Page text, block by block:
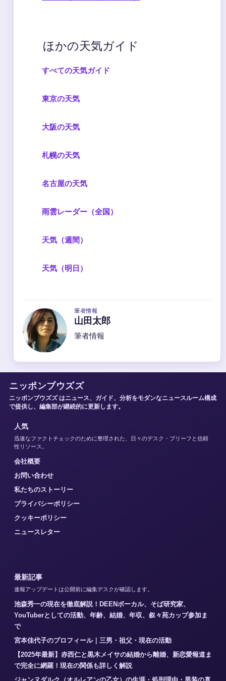
ほかの天気ガイド
すべての天気ガイド
東京の天気
大阪の天気
札幌の天気
名古屋の天気
雨雲レーダー（全国）
天気（週間）
天気（明日）
筆者情報
山田太郎
筆者情報
ニッポンブウズズ
ニッポンブウズズ はニュース、ガイド、分析をモダンなニュースルーム構成
で提供し、編集部が継続的に更新します。
人気
迅速なファクトチェックのために整理された、日々のデスク・ブリーフと信頼
性リソース。
会社概要
お問い合わせ
私たちのストーリー
プライバシーポリシー
クッキーポリシー
ニュースレター
最新記事
速報アップデートは公開前に編集デスクが確認します。
池森秀一の現在を徹底解説！DEENボーカル、そば研究家、
YouTuberとしての活動、年齢、結婚、年収、叙々苑カップ参加ま
で
宮本佳代子のプロフィール｜三男・祖父・現在の活動
【2025年最新】赤西仁と黒木メイサの結婚から離婚、新恋愛報道ま
で完全に網羅！現在の関係も詳しく解説